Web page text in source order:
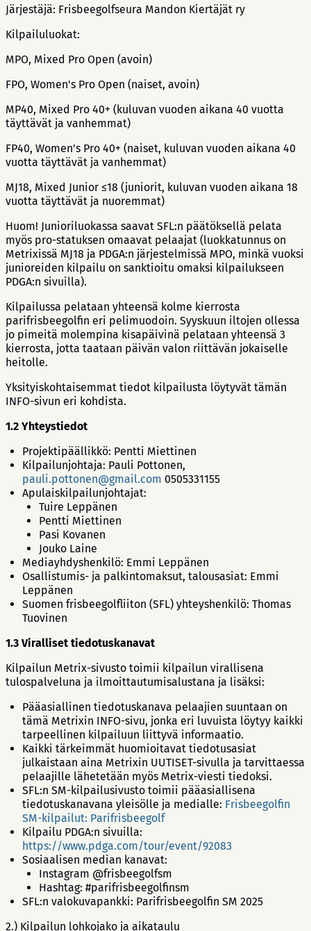
Järjestäjä: Frisbeegolfseura Mandon Kiertäjät ry
Kilpailuluokat:
MPO, Mixed Pro Open (avoin)
FPO, Women's Pro Open (naiset, avoin)
MP40, Mixed Pro 40+ (kuluvan vuoden aikana 40 vuotta
täyttävät ja vanhemmat)
FP40, Women's Pro 40+ (naiset, kuluvan vuoden aikana 40
vuotta täyttävät ja vanhemmat)
MJ18, Mixed Junior ≤18 (juniorit, kuluvan vuoden aikana 18
vuotta täyttävät ja nuoremmat)
Huom! Junioriluokassa saavat SFL:n päätöksellä pelata
myös pro-statuksen omaavat pelaajat (luokkatunnus on
Metrixissä MJ18 ja PDGA:n järjestelmissä MPO, minkä vuoksi
junioreiden kilpailu on sanktioitu omaksi kilpailukseen
PDGA:n sivuilla).
Kilpailussa pelataan yhteensä kolme kierrosta
parifrisbeegolfin eri pelimuodoin. Syyskuun iltojen ollessa
jo pimeitä molempina kisapäivinä pelataan yhteensä 3
kierrosta, jotta taataan päivän valon riittävän jokaiselle
heitolle.
Yksityiskohtaisemmat tiedot kilpailusta löytyvät tämän
INFO-sivun eri kohdista.
1.2 Yhteystiedot
Projektipäällikkö: Pentti Miettinen
Kilpailunjohtaja: Pauli Pottonen,
pauli.pottonen@gmail.com 0505331155
Apulaiskilpailunjohtajat:
Tuire Leppänen
Pentti Miettinen
Pasi Kovanen
Jouko Laine
Mediayhdyshenkilö: Emmi Leppänen
Osallistumis- ja palkintomaksut, talousasiat: Emmi
Leppänen
Suomen frisbeegolfliiton (SFL) yhteyshenkilö: Thomas
Tuovinen
1.3 Viralliset tiedotuskanavat
Kilpailun Metrix-sivusto toimii kilpailun virallisena
tulospalveluna ja ilmoittautumisalustana ja lisäksi:
Pääasiallinen tiedotuskanava pelaajien suuntaan on
tämä Metrixin INFO-sivu, jonka eri luvuista löytyy kaikki
tarpeellinen kilpailuun liittyvä informaatio.
Kaikki tärkeimmät huomioitavat tiedotusasiat
julkaistaan aina Metrixin UUTISET-sivulla ja tarvittaessa
pelaajille lähetetään myös Metrix-viesti tiedoksi.
SFL:n SM-kilpailusivusto toimii pääasiallisena
tiedotuskanavana yleisölle ja medialle: Frisbeegolfin
SM-kilpailut: Parifrisbeegolf
Kilpailu PDGA:n sivuilla:
https://www.pdga.com/tour/event/92083
Sosiaalisen median kanavat:
Instagram @frisbeegolfsm
Hashtag: #parifrisbeegolfinsm
SFL:n valokuvapankki: Parifrisbeegolfin SM 2025
2.) Kilpailun lohkojako ja aikataulu